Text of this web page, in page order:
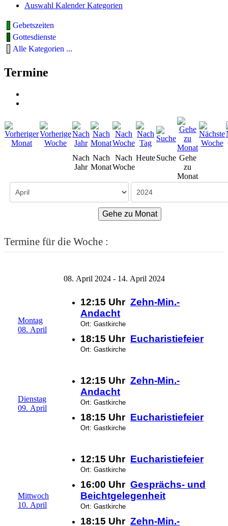
Auswahl Kalender Kategorien
Gebetszeiten
Gottesdienste
Alle Kategorien ...
Termine
Nach
Jahr
Nach
Monat
Nach
Woche
HeuteSuche Gehe
zu
Monat
Gehe zu Monat
Termine für die Woche :
08. April 2024 - 14. April 2024
Montag
08. April
12:15 Uhr Zehn-Min.-
Andacht
Ort: Gastkirche
18:15 Uhr Eucharistiefeier
Ort: Gastkirche
Dienstag
09. April
12:15 Uhr Zehn-Min.-
Andacht
Ort: Gastkirche
18:15 Uhr Eucharistiefeier
Ort: Gastkirche
Mittwoch
10. April
12:15 Uhr Eucharistiefeier
Ort: Gastkirche
16:00 Uhr Gesprächs- und
Beichtgelegenheit
Ort: Gastkirche
18:15 Uhr Zehn-Min.-